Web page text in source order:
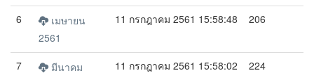
6
เมษายน
2561
11 กรกฎาคม 2561 15:58:48 206
7
มีนาคม
11 กรกฎาคม 2561 15:58:02 224